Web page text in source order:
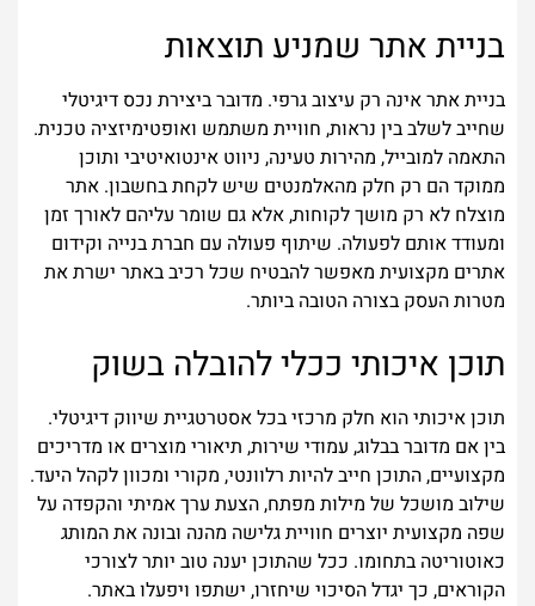
בניית אתר שמניע תוצאות
בניית אתר אינה רק עיצוב גרפי. מדובר ביצירת נכס דיגיטלי
שחייב לשלב בין נראות, חוויית משתמש ואופטימיזציה טכנית.
התאמה למובייל, מהירות טעינה, ניווט אינטואיטיבי ותוכן
ממוקד הם רק חלק מהאלמנטים שיש לקחת בחשבון. אתר
מוצלח לא רק מושך לקוחות, אלא גם שומר עליהם לאורך זמן
ומעודד אותם לפעולה. שיתוף פעולה עם חברת בנייה וקידום
אתרים מקצועית מאפשר להבטיח שכל רכיב באתר ישרת את
מטרות העסק בצורה הטובה ביותר.
תוכן איכותי ככלי להובלה בשוק
תוכן איכותי הוא חלק מרכזי בכל אסטרטגיית שיווק דיגיטלי.
בין אם מדובר בבלוג, עמודי שירות, תיאורי מוצרים או מדריכים
מקצועיים, התוכן חייב להיות רלוונטי, מקורי ומכוון לקהל היעד.
שילוב מושכל של מילות מפתח, הצעת ערך אמיתי והקפדה על
שפה מקצועית יוצרים חוויית גלישה מהנה ובונה את המותג
כאוטוריטה בתחומו. ככל שהתוכן יענה טוב יותר לצורכי
הקוראים, כך יגדל הסיכוי שיחזרו, ישתפו ויפעלו באתר.